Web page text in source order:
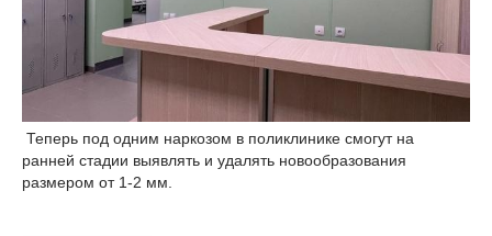
Теперь под одним наркозом в поликлинике смогут на
ранней стадии выявлять и удалять новообразования
размером от 1-2 мм.